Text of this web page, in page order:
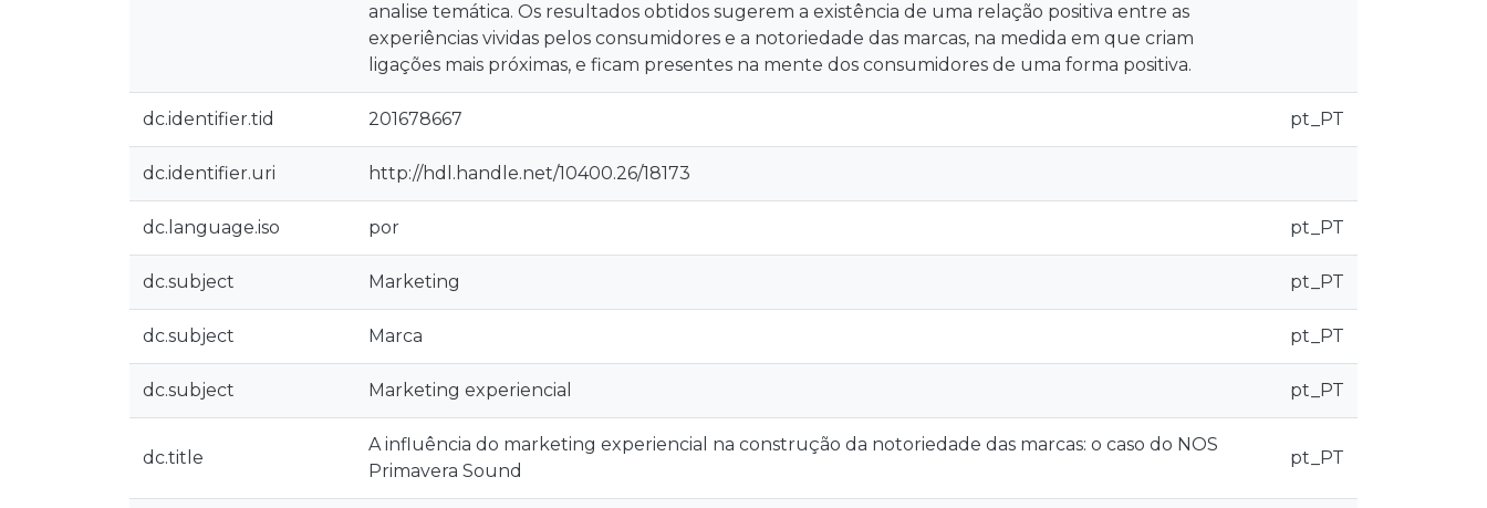
analise temática. Os resultados obtidos sugerem a existência de uma relação positiva entre as
experiências vividas pelos consumidores e a notoriedade das marcas, na medida em que criam
ligações mais próximas, e ficam presentes na mente dos consumidores de uma forma positiva.
dc.identifier.tid 201678667 pt_PT
dc.identifier.uri http://hdl.handle.net/10400.26/18173
dc.language.iso por pt_PT
dc.subject Marketing pt_PT
dc.subject Marca pt_PT
dc.subject Marketing experiencial pt_PT
dc.title
A influência do marketing experiencial na construção da notoriedade das marcas: o caso do NOS
Primavera Sound
pt_PT